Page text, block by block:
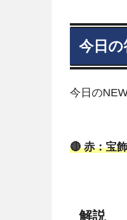
今日の
今日の
🔴 赤：宝
解説